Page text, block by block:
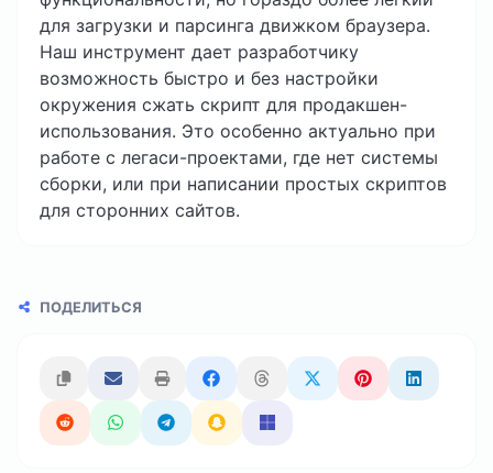
для загрузки и парсинга движком браузера.
Наш инструмент дает разработчику
возможность быстро и без настройки
окружения сжать скрипт для продакшен-
использования. Это особенно актуально при
работе с легаси-проектами, где нет системы
сборки, или при написании простых скриптов
для сторонних сайтов.
ПОДЕЛИТЬСЯ